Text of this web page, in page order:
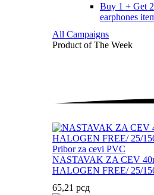
Buy 1 + Get
earphones
All Campaigns
Product of The Week
Pribor za cevi PVC
NASTAVAK ZA CEV
HALOGEN FREE/ 25/
65,21 рсд